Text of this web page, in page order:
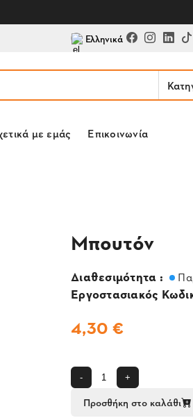
Ελληνικά
με εμάς Επικοινωνία
Μπουτόν
Διαθεσιμότητα :
Εργοστασιακός
4,30 €
- +
Προσθήκη στο καλάθι